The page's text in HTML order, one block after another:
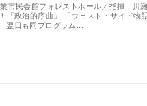
市民会館フォレストホール／指揮：川
「政治的序曲」 「ウェスト・サイド物
翌日も同プログラム...